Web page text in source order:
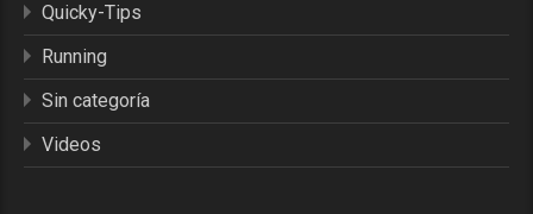
Quicky-Tips
Running
Sin categoría
Videos